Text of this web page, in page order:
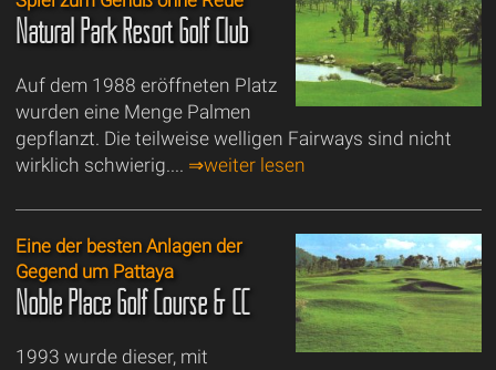
Natural Park Resort Golf Club
Auf dem 1988 eröffneten Platz
wurden eine Menge Palmen
gepflanzt. Die teilweise welligen Fairways sind nicht
wirklich schwierig.... ⇒weiter lesen
Eine der besten Anlagen der
Gegend um Pattaya
Noble Place Golf Course & CC
1993 wurde dieser, mit